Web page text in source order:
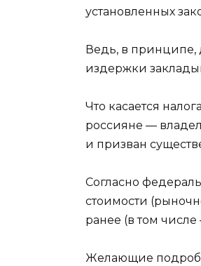
установленных
Ведь, в принципе,
издержки
Что касается
россияне —
и призван
Согласно
стоимости
ранее (в том
Желающие